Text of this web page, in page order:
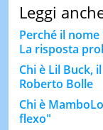
Leggi
Perché il
La risposta
Chi è Lil Buck,
Roberto Bolle
Chi è
flexo"